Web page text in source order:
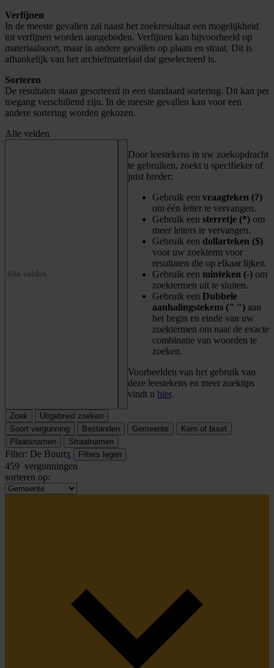
Verfijnen
In de meeste gevallen zal naast het zoekresultaat een mogelijkheid
tot verfijnen worden aangeboden. Verfijnen kan bijvoorbeeld op
materiaalsoort, maar in andere gevallen op plaats en straat. Dit is
afhankelijk van het archiefmateriaal dat geselecteerd is.
Sorteren
De resultaten staan gesorteerd in een standaard sortering. Dit kan per
toegang verschillend zijn. In de meeste gevallen kan voor een
andere sortering worden gekozen.
Alle velden
Door leestekens in uw zoekopdracht
te gebruiken, zoekt u specifieker of
juist breder:
Gebruik een vraagteken (?)
om één letter te vervangen.
Gebruik een sterretje (*) om
meer letters te vervangen.
Gebruik een dollarteken ($)
voor uw zoekterm voor
resultaten die op elkaar lijken.
Gebruik een minteken (-) om
zoektermen uit te sluiten.
Gebruik een Dubbele
aanhalingstekens (" ") aan
het begin en einde van uw
zoektermen om naar de exacte
combinatie van woorden te
zoeken.
Voorbeelden van het gebruik van
deze leestekens en meer zoektips
vindt u hier.
Zoek
Uitgebreid zoeken
Soort vergunning
Bestanden Gemeente
Kern of buurt
Plaatsnamen
Straatnamen
Filter: De Buurtx Filters legen
459 vergunningen
sorteren op: